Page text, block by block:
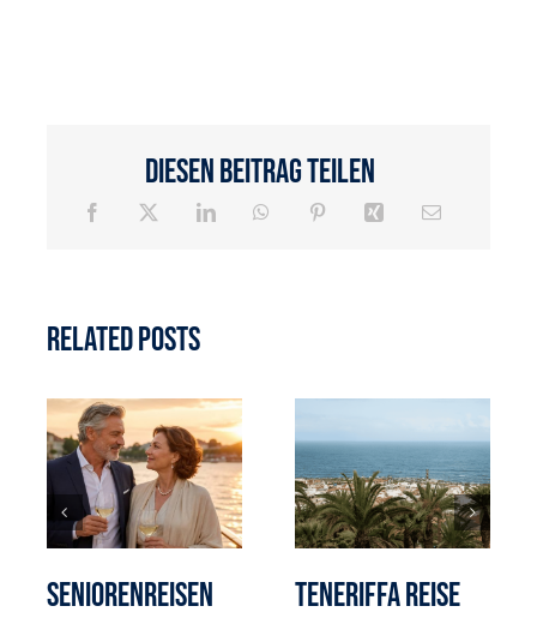
Diesen Beitrag teilen
Related Posts
Seniorenreisen Teneriffa Reise